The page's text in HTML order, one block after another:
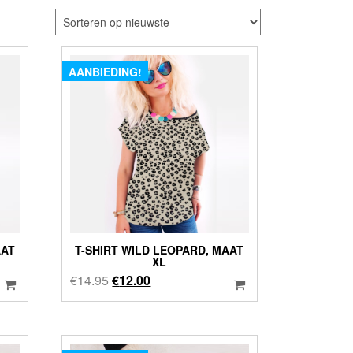
AANBIEDING!
T-SHIRT WILD LEOPARD, MAAT
XL
€14.95Oorspronkelijke
prijs
€14.95.
€12.00Huidige
prijs
€12.00.